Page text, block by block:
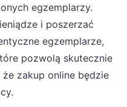
egzemplarzy.
i poszerzać
egzemplarze,
pozwolą skutecznie
zakup online będzie